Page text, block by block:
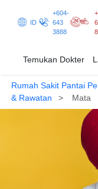
ID
+604-
643
3888
Temukan Dokter
Temukan Dokter
Pasien &
Rumah Sakit Pantai
& Rawatan
Mata